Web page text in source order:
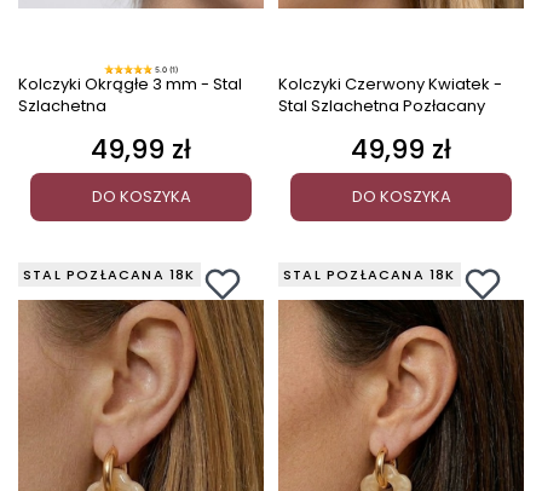
5.0 (1)
Kolczyki Okrągłe 3 mm - Stal
Szlachetna
Cena
49,99 zł
DO KOSZYKA
Kolczyki Czerwony Kwiatek -
Stal Szlachetna Pozłacany
Cena
49,99 zł
DO KOSZYKA
STAL POZŁACANA 18K STAL POZŁACANA 18K